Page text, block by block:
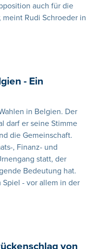
auch für die
meint Rudi Schroeder in
- Ein
in Belgien. Der
darf er seine Stimme
die Gemeinschaft.
, Finanz- und
statt, der
Bedeutung hat.
- vor allem in der
von